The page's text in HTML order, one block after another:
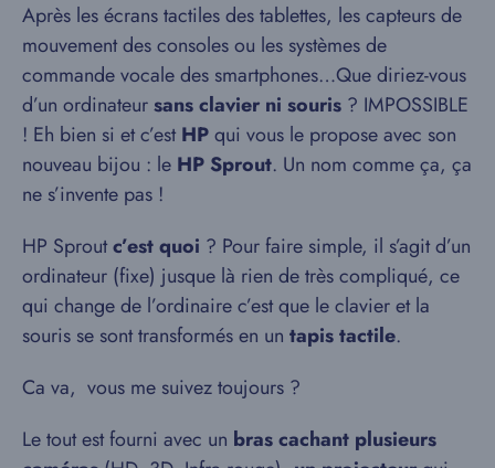
Après les écrans tactiles des tablettes, les capteurs de
mouvement des consoles ou les systèmes de
commande vocale des smartphones…Que diriez-vous
d’un ordinateursans clavier ni souris ? IMPOSSIBLE
! Eh bien si et c’estHPqui vous le propose avec son
nouveau bijou : le HP Sprout. Un nom comme ça, ça
ne s’invente pas !
HP Sproutc’est quoi ? Pour faire simple, il s’agit d’un
ordinateur (fixe) jusque là rien de très compliqué, ce
qui change de l’ordinaire c’est que le clavier et la
souris se sont transformés en un tapis tactile.
Ca va, vous me suivez toujours ?
Le tout est fourni avec un bras cachant plusieurs